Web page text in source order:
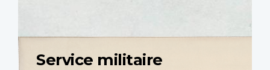
Service militaire